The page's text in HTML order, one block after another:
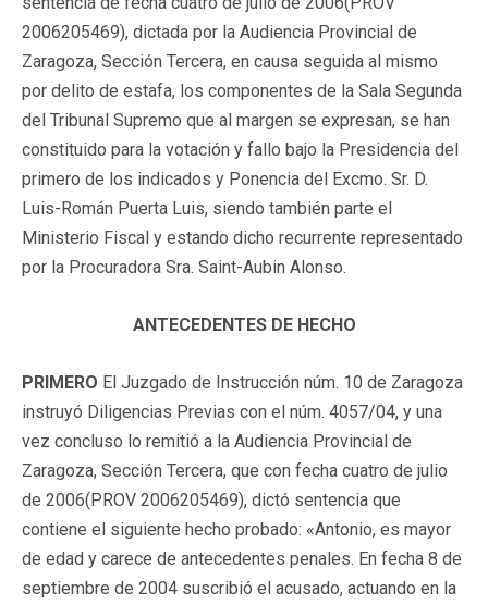
2006205469), dictada por la Audiencia Provincial de
Zaragoza, Sección Tercera, en causa seguida al mismo
por delito de estafa, los componentes de la Sala Segunda
del Tribunal Supremo que al margen se expresan, se han
constituido para la votación y fallo bajo la Presidencia del
primero de los indicados y Ponencia del Excmo. Sr. D.
Luis-Román Puerta Luis, siendo también parte el
Ministerio Fiscal y estando dicho recurrente representado
por la Procuradora Sra. Saint-Aubin Alonso.
ANTECEDENTES DE HECHO
PRIMERO El Juzgado de Instrucción núm. 10 de Zaragoza
instruyó Diligencias Previas con el núm. 4057/04, y una
vez concluso lo remitió a la Audiencia Provincial de
Zaragoza, Sección Tercera, que con fecha cuatro de julio
de 2006(PROV 2006205469), dictó sentencia que
contiene el siguiente hecho probado: «Antonio, es mayor
de edad y carece de antecedentes penales. En fecha 8 de
septiembre de 2004 suscribió el acusado, actuando en la